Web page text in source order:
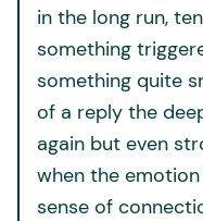
in the long run,
something
something quite
of a reply the
again but even
when the
sense of